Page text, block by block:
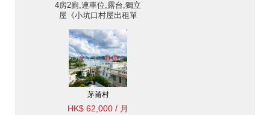
4房2廁,連車位,露台,獨立
屋《小坑口村屋出租單
茅莆村
HK$ 62,000 / 月